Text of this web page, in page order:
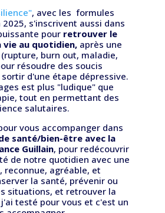
, avec les formules
2025, s'inscrivent aussi dans
pour retrouver le
au quotidien,après une
burn out, maladie,
résoudre des soucis
d'une étape dépressive.
est plus "ludique" que
tout en permettant des
salutaires.
vous accompanger dans
santé/bien-être avec la
Guillain, pour redécouvrir
de notre quotidien avec une
reconnue, agréable, et
la santé, prévenir ou
situations, et retrouver la
testé pour vous et c'est un